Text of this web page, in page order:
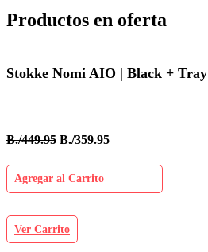
Productos en oferta
Stokke Nomi AIO | Black + Tray
B./449.95 B./359.95
Agregar al Carrito
Ver Carrito